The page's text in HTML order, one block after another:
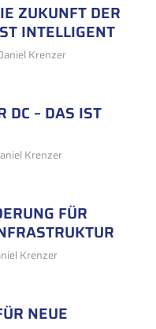
ZUKUNFT DER
INTELLIGENT
Krenzer
DC – DAS IST
Krenzer
FÜR
Krenzer
NEUE